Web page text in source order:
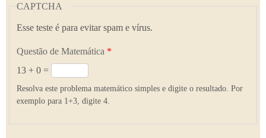
CAPTCHA
Esse teste é para evitar spam e vírus.
Questão de Matemática *
13 + 0 =
Resolva este problema matemático simples e digite o resultado. Por
exemplo para 1+3, digite 4.